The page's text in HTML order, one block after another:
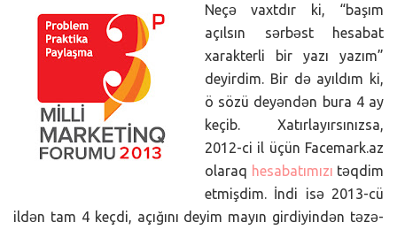
Neçə vaxtdır ki, “başım
açılsın sərbəst hesabat
xarakterli bir yazı yazım”
deyirdim. Bir də ayıldım ki,
ö sözü deyəndən bura 4 ay
keçib. Xatırlayırsınızsa,
2012-ci il üçün Facemark.az
olaraq hesabatımızı təqdim
etmişdim. İndi isə 2013-cü
ildən tam 4 keçdi, açığını deyim mayın girdiyindən təzə-